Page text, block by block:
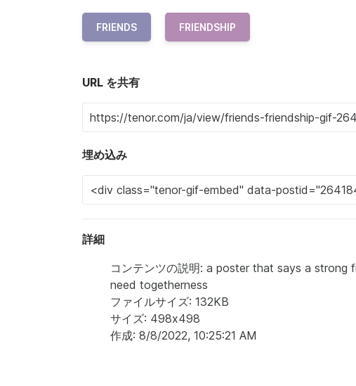
FRIENDS FRIENDSHIP
URL を共有
埋め込み
詳細
コンテンツの説明: a poster that says a
need togetherness
ファイルサイズ: 132KB
サイズ: 498x498
作成: 8/8/2022, 10:25:21 AM